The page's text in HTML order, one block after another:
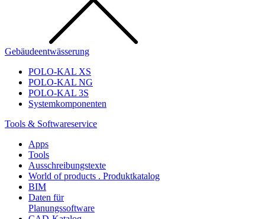
Gebäudeentwässerung
POLO-KAL XS
POLO-KAL NG
POLO-KAL 3S
Systemkomponenten
Tools & Softwareservice
Apps
Tools
Ausschreibungstexte
World of products . Produktkatalog
BIM
Daten für
Planungssoftware